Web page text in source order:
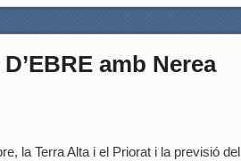
amb Nerea
la Terra Alta i el Priorat i la previsió del